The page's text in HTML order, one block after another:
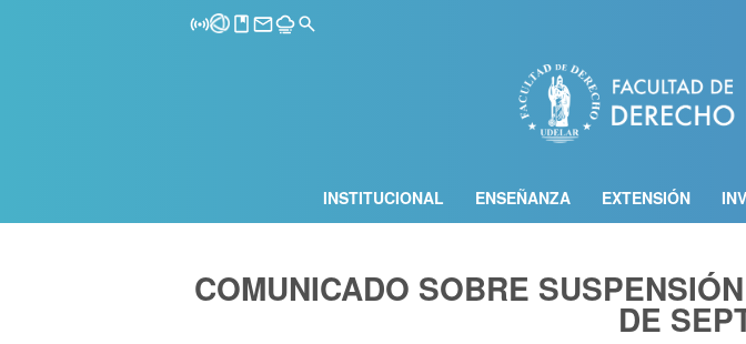
INSTITUCIONAL ENSEÑANZA EXTENSIÓN
COMUNICADO SOBRE
DE